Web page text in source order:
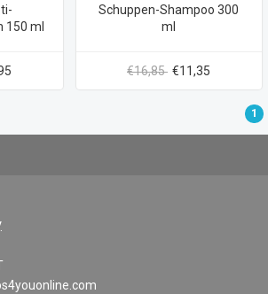
150 ml
Schuppen-Shampoo 300
ml
€16,85 €11,35
1